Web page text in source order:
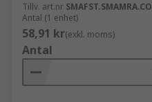
Tillv. art.nr SMAFST.SMAMRA.CO
Antal (1 enhet)
58,91 kr(exkl. moms)
Antal